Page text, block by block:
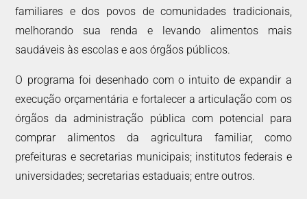
familiares e dos povos de comunidades tradicionais,
melhorando sua renda e levando alimentos mais
saudáveis às escolas e aos órgãos públicos.
O programa foi desenhado com o intuito de expandir a
execução orçamentária e fortalecer a articulação com os
órgãos da administração pública com potencial para
comprar alimentos da agricultura familiar, como
prefeituras e secretarias municipais; institutos federais e
universidades; secretarias estaduais; entre outros.